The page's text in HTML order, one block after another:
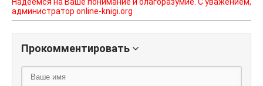
администратор online-knigi.org
Прокомментировать